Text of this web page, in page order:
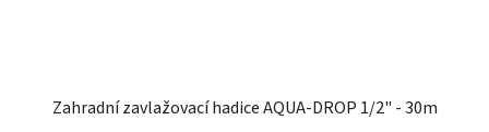
Zahradní zavlažovací hadice AQUA-DROP 1/2" - 30m